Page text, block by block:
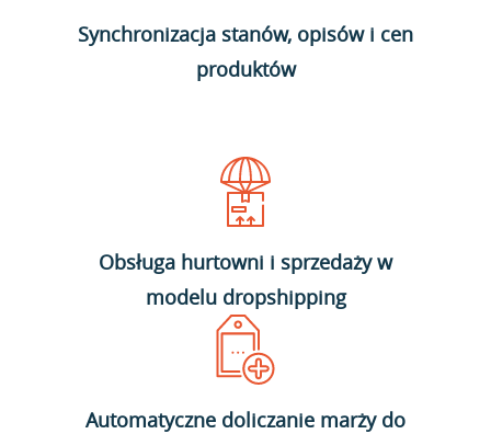
Synchronizacja stanów, opisów i cen
produktów
Obsługa hurtowni i sprzedaży w
modelu dropshipping
Automatyczne doliczanie marży do